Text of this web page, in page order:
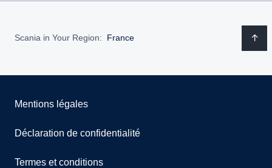
Scania in Your Region: France
Mentions légales
Déclaration de confidentialité
Termes et conditions